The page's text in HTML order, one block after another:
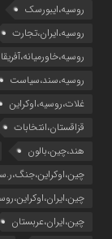
روسیه،ایبورسک
روسیه،ایران،تجارت
روسیه،خاورمیانه،آفریقا
روسیه،سند،سیاست
غلات،روسیه،اوکراین
قزاقستان،انتخابات
هند،چین،بالون
چین،ایران،عربستان